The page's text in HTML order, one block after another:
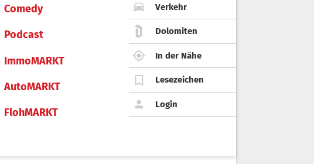
Comedy
Podcast
ImmoMARKT
AutoMARKT
FlohMARKT
Verkehr
Dolomiten
In der Nähe
Lesezeichen
Login